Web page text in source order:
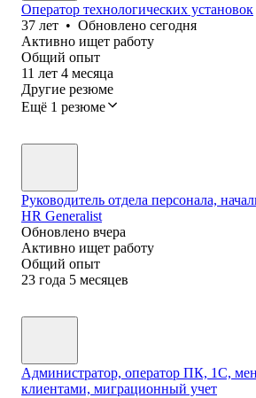
Оператор технологических установок
37 лет • Обновлено сегодня
Активно ищет работу
Общий опыт
11 лет 4 месяца
Другие резюме
Ещё 1 резюме
Руководитель отдела персонала,
HR Generalist
Обновлено вчера
Активно ищет работу
Общий опыт
23 года 5 месяцев
Администратор, оператор ПК, 1С,
клиентами, миграционный учет